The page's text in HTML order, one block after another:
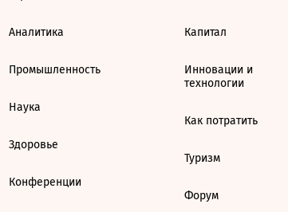
Аналитика
Промышленность
Наука
Здоровье
Конференции
Капитал
Инновации и
технологии
Как потратить
Туризм
Форум